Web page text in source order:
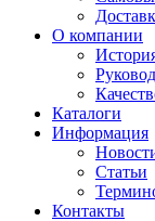
О компании
Каталоги
Информация
Статьи
Контакты